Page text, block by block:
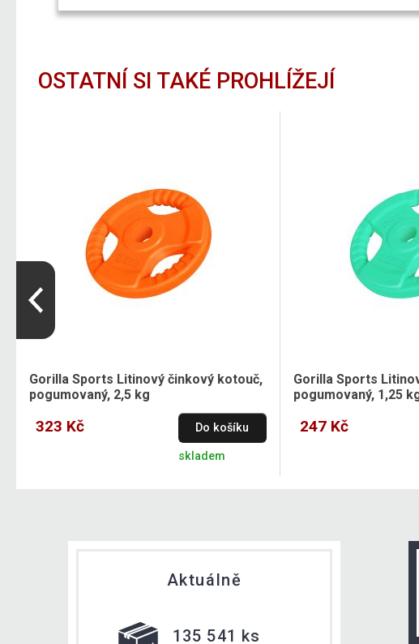
OSTATNÍ SI TAKÉ PROHLÍŽEJÍ
Gorilla Sports Litinový činkový kotouč,
pogumovaný, 2,5 kg
323 Kč Do košíku
skladem
Gorilla Sports
pogumovaný, 1,25
247 Kč
Aktuálně
135 541 ks